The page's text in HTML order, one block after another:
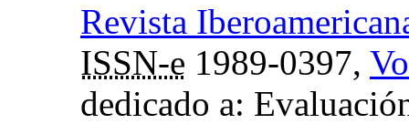
Revista
ISSN-e 1989-0397,
dedicado a: